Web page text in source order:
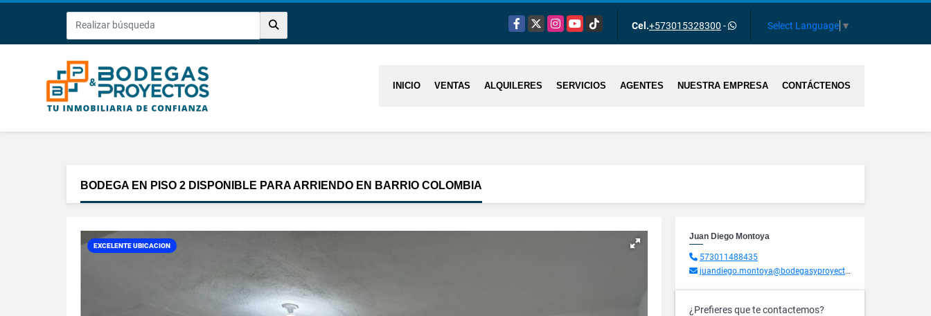
Facebook
X Instagram
YouTubeTikTok Cel.+573015328300 - Select Language ▼
INICIO VENTAS ALQUILERES SERVICIOS AGENTES NUESTRA EMPRESA CONTÁCTENOS
BODEGA EN PISO 2 DISPONIBLE PARA ARRIENDO EN BARRIO COLOMBIA
EXCELENTE UBICACION
Juan Diego Montoya
573011488435
juandiego.montoya@bodegasyproyectos.com.co
¿Prefieres que te contactemos?